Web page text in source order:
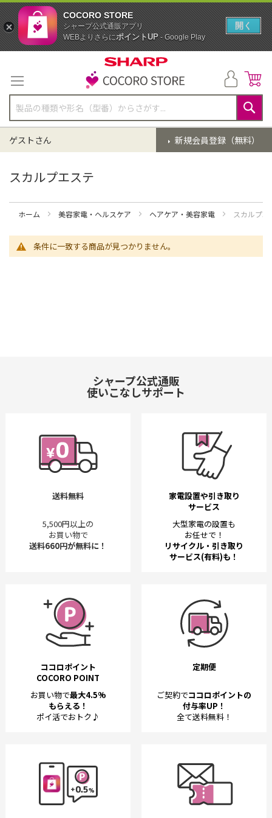
テ
ン
ツ
に
ス
キ
ッ
検
索
新規会員登録（無料）
ゲストさん
スカルプエステ
ホーム 美容家電・ヘルスケア ヘアケア・美容家電 スカルプエ
条件に一致する商品が見つかりません。
シャープ公式通販
使いこなしサポート
送料無料
5,500円以上の
お買い物で
送料660円が無料に！
家電設置や引き取り
サービス
大型家電の設置も
お任せで！
リサイクル・引き取り
サービス(有料)も！
ココロポイント
COCORO POINT
お買い物で最大4.5%
もらえる！
ポイ活でおトク♪
定期便
ご契約でココロポイントの
付与率UP！
全て送料無料！
COCORO STORE
シャープ公式通販アプリ
WEBよりさらにポイントUP- Google Play
開く